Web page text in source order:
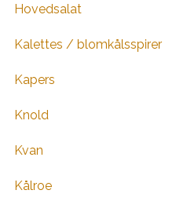
Hovedsalat
Kalettes / blomkålsspirer
Kapers
Knold
Kvan
Kålroe